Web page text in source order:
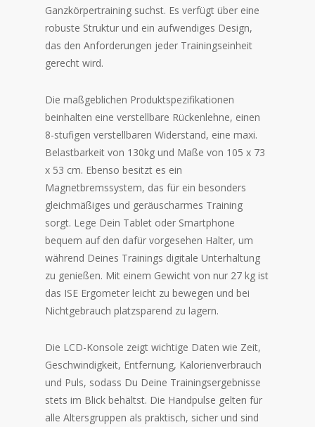
Ganzkörpertraining suchst. Es verfügt über eine
robuste Struktur und ein aufwendiges Design,
das den Anforderungen jeder Trainingseinheit
gerecht wird.
Die maßgeblichen Produktspezifikationen
beinhalten eine verstellbare Rückenlehne, einen
8-stufigen verstellbaren Widerstand, eine maxi.
Belastbarkeit von 130kg und Maße von 105 x 73
x 53 cm. Ebenso besitzt es ein
Magnetbremssystem, das für ein besonders
gleichmäßiges und geräuscharmes Training
sorgt. Lege Dein Tablet oder Smartphone
bequem auf den dafür vorgesehen Halter, um
während Deines Trainings digitale Unterhaltung
zu genießen. Mit einem Gewicht von nur 27 kg ist
das ISE Ergometer leicht zu bewegen und bei
Nichtgebrauch platzsparend zu lagern.
Die LCD-Konsole zeigt wichtige Daten wie Zeit,
Geschwindigkeit, Entfernung, Kalorienverbrauch
und Puls, sodass Du Deine Trainingsergebnisse
stets im Blick behältst. Die Handpulse gelten für
alle Altersgruppen als praktisch, sicher und sind